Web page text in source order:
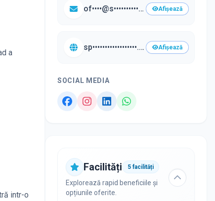
a
intr-o
of••••@s•••••••••••••••••••.roAfișează
sp••••••••••••••••••.ro/••• Afișează
SOCIAL MEDIA
Facilități 5 facilități
Explorează rapid beneficiile și
opțiunile oferite.